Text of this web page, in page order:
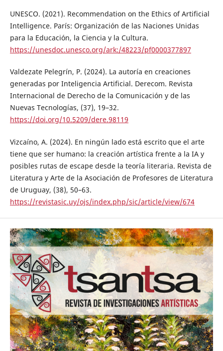
UNESCO. (2021). Recommendation on the Ethics of Artificial
Intelligence. París: Organización de las Naciones Unidas
para la Educación, la Ciencia y la Cultura.
https://unesdoc.unesco.org/ark:/48223/pf0000377897
Valdezate Pelegrín, P. (2024). La autoría en creaciones
generadas por Inteligencia Artificial. Derecom. Revista
Internacional de Derecho de la Comunicación y de las
Nuevas Tecnologías, (37), 19–32.
https://doi.org/10.5209/dere.98119
Vizcaíno, A. (2024). En ningún lado está escrito que el arte
tiene que ser humano: la creación artística frente a la IA y
posibles rutas de escape desde la teoría literaria. Revista de
Literatura y Arte de la Asociación de Profesores de Literatura
de Uruguay, (38), 50–63.
https://revistasic.uy/ojs/index.php/sic/article/view/674